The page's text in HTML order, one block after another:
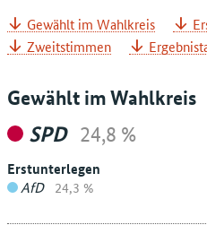
Gewählt im Wahlkreis
Zweitstimmen
Gewählt im Wahlkreis
SPD 24,8 %
Erstunterlegen
AfD 24,3 %